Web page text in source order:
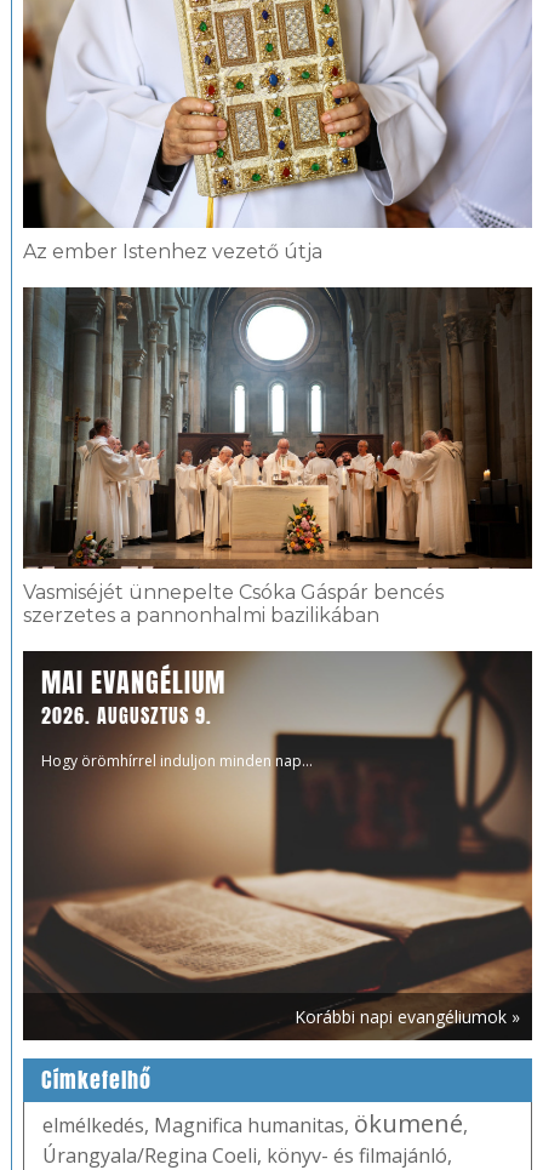
Az ember Istenhez vezető útja
Vasmiséjét ünnepelte Csóka Gáspár bencés
szerzetes a pannonhalmi bazilikában
MAI EVANGÉLIUM
2026. AUGUSZTUS 9.
Hogy örömhírrel induljon minden nap...
Korábbi napi evangéliumok »
Címkefelhő
elmélkedés, Magnifica humanitas, ökumené,
Úrangyala/Regina Coeli, könyv- és filmajánló,